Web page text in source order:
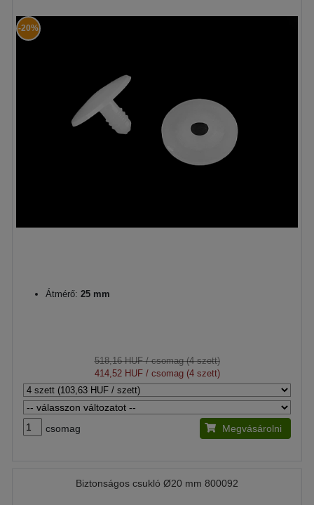
-20%
Átmérő: 25 mm
518,16 HUF/ csomag (4 szett)
414,52 HUF/ csomag (4 szett)
csomag Megvásárolni
Biztonságos csukló Ø20 mm 800092